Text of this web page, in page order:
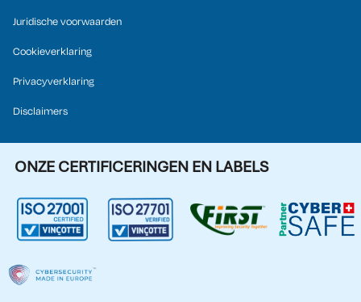
Juridische voorwaarden
Cookieverklaring
Privacyverklaring
Disclaimers
ONZE CERTIFICERINGEN EN LABELS